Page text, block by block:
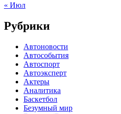
« Июл
Рубрики
Автоновости
Автособытия
Автоспорт
Автоэксперт
Актеры
Аналитика
Баскетбол
Безумный мир